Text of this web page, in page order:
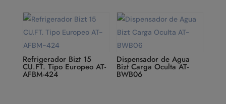
Refrigerador Bizt 15
CU.FT. Tipo Europeo AT-
AFBM-424
Dispensador de Agua
Bizt Carga Oculta AT-
BWB06